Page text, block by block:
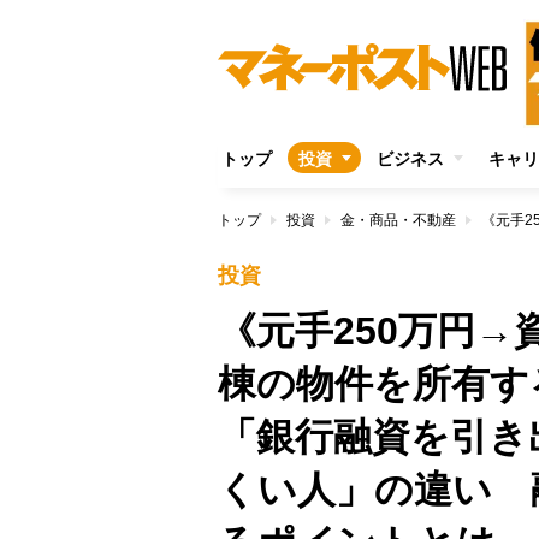
トップ 投資 ビジネス キャ
トップ 投資 金・商品・不動産
投資
《元手250万円→
棟の物件を所有
「銀行融資を引
くい人」の違い